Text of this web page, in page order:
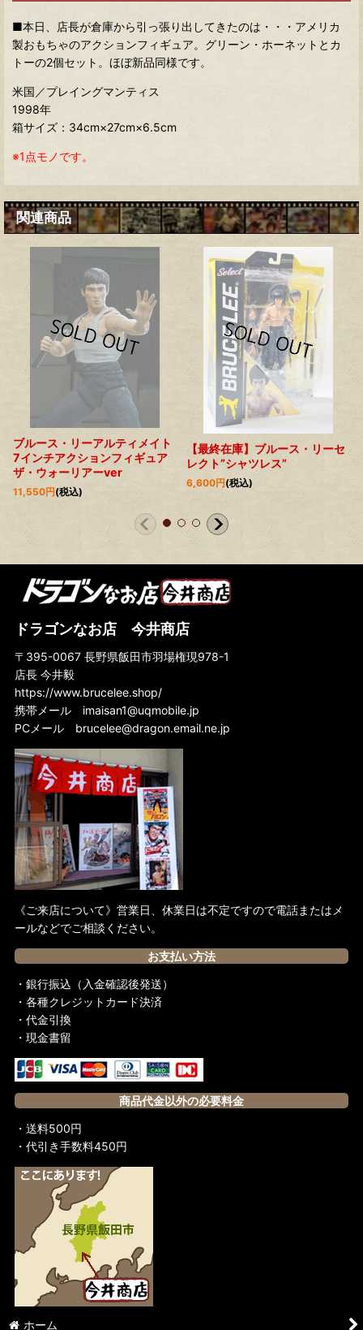
■本日、店長が倉庫から引っ張り出してきたのは・・・アメリカ
製おもちゃのアクションフィギュア。グリーン・ホーネットとカ
トーの2個セット。ほぼ新品同様です。
米国／プレイングマンティス
1998年
箱サイズ：34cm×27cm×6.5cm
※1点モノです。
関連商品
ブルース・リーアルティメイト
7インチアクションフィギュア
ザ・ウォーリアーver
11,550円(税込)
【最終在庫】ブルース・リーセ
レクト”シャツレス”
6,600円(税込)
ドラゴンなお店 今井商店
〒395-0067 長野県飯田市羽場権現978-1
店長 今井毅
https://www.brucelee.shop/
携帯メール imaisan1@uqmobile.jp
PCメール brucelee@dragon.email.ne.jp
《ご来店について》営業日、休業日は不定ですので電話またはメ
ールなどでご相談ください。
お支払い方法
・銀行振込（入金確認後発送）
・各種クレジットカード決済
・代金引換
・現金書留
商品代金以外の必要料金
・送料500円
・代引き手数料450円
ホーム